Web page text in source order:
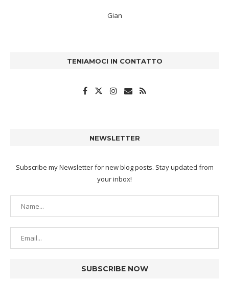
Gian
TENIAMOCI IN CONTATTO
NEWSLETTER
Subscribe my Newsletter for new blog posts. Stay updated from
your inbox!